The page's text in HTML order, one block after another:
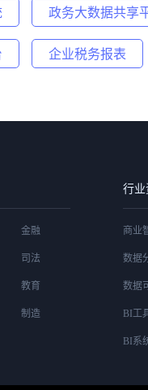
政务大数据共享
企业税务报表
金融
司法
教育
制造
行业
商业
数据
数据
BI工
BI系